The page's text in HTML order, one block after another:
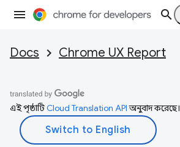
Docs Chrome UX Report
এই পৃষ্ঠাটিCloud Translation APIঅনুবাদ করেছে।